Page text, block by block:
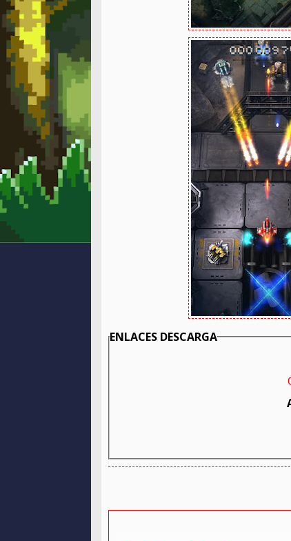
ENLACES DESCARGA